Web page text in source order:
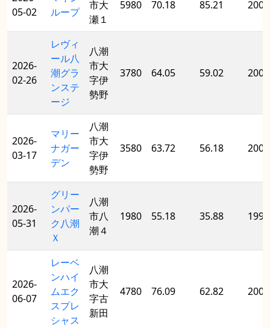
05-02
ループ
市大
瀬１
5980 70.18 85.21 2006
2026-
02-26
レヴィ
ール八
潮グラ
ンステ
ージ
八潮
市大
字伊
勢野
3780 64.05 59.02 2006
2026-
03-17
マリー
ナガー
デン
八潮
市大
字伊
勢野
3580 63.72 56.18 2005
2026-
05-31
グリー
ンパー
ク八潮
Ｘ
八潮
市八
潮４
1980 55.18 35.88 1990
2026-
06-07
レーベ
ンハイ
ムエク
スプレ
シャス
八潮
市大
字古
新田
4780 76.09 62.82 2008